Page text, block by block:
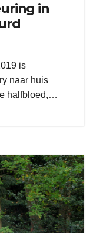
in
is
naar huis
halfbloed,…